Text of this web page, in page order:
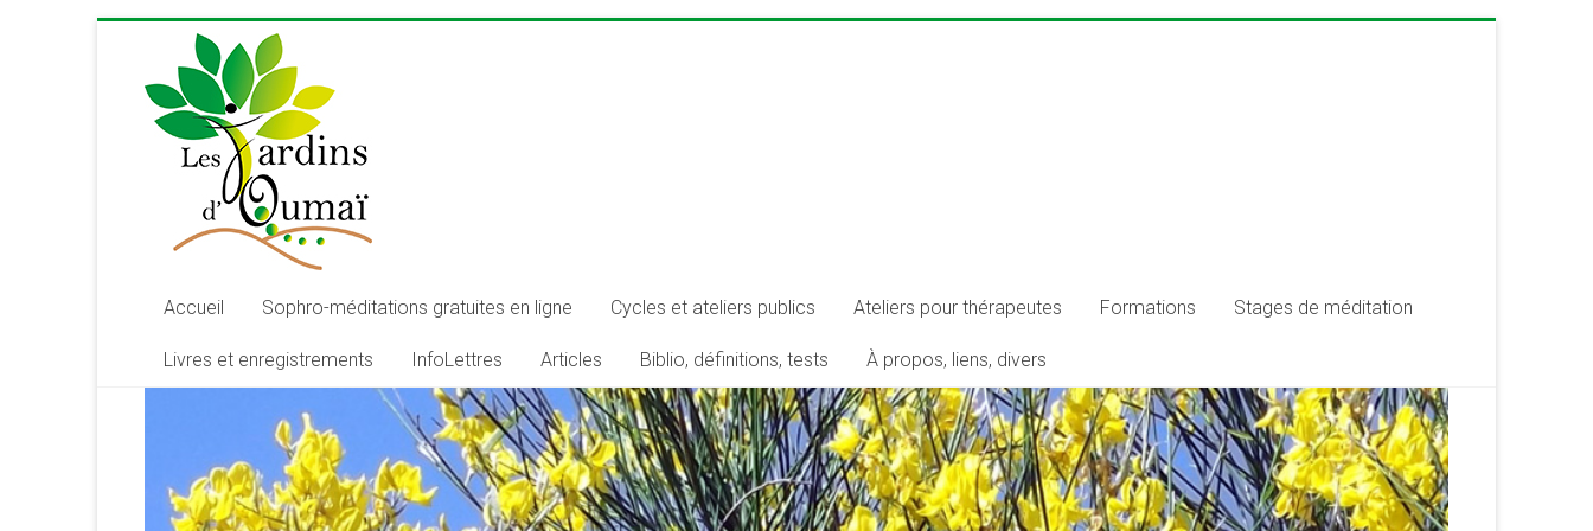
content
Les
Jardins
d'Oumaï
d'épanouissement
de
conscience
et
développement
de
la
Accueil Sophro-méditations gratuites en ligne Cycles et ateliers publics Ateliers pour thérapeutes Formations Stages de méditation
Livres et enregistrements InfoLettres Articles Biblio, définitions, tests À propos, liens, divers